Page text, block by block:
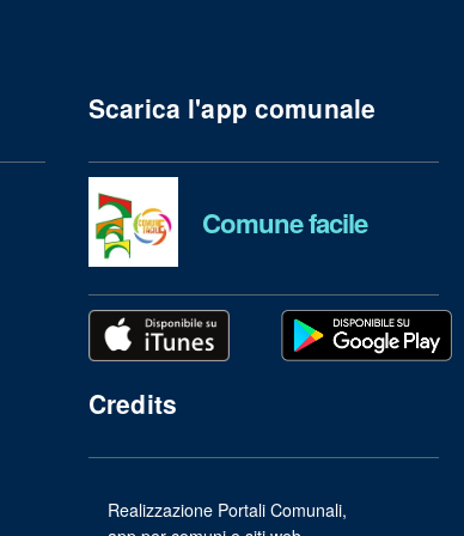
Scarica l'app comunale
Comune facile
Credits
Realizzazione Portali Comunali,